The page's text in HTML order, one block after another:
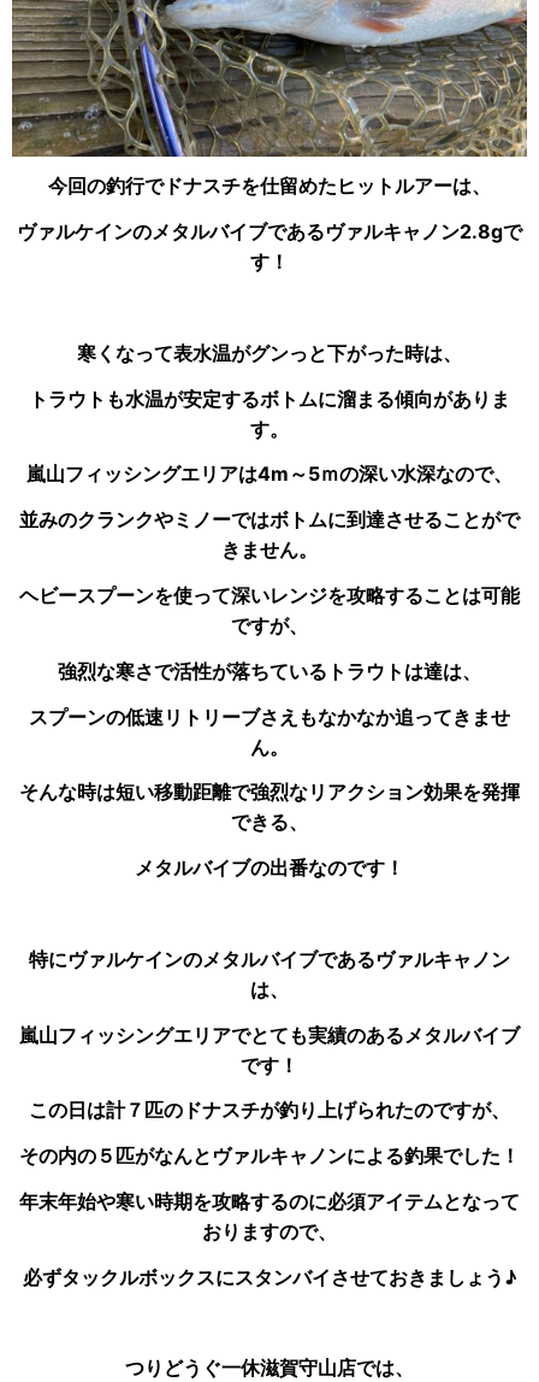
今回の釣行でドナスチを仕留めたヒットルアーは、
ヴァルケインのメタルバイブであるヴァルキャノン2.8gで
す！
寒くなって表水温がグンっと下がった時は、
トラウトも水温が安定するボトムに溜まる傾向がありま
す。
嵐山フィッシングエリアは4m～5ｍの深い水深なので、
並みのクランクやミノーではボトムに到達させることがで
きません。
ヘビースプーンを使って深いレンジを攻略することは可能
ですが、
強烈な寒さで活性が落ちているトラウトは達は、
スプーンの低速リトリーブさえもなかなか追ってきませ
ん。
そんな時は短い移動距離で強烈なリアクション効果を発揮
できる、
メタルバイブの出番なのです！
特にヴァルケインのメタルバイブであるヴァルキャノン
は、
嵐山フィッシングエリアでとても実績のあるメタルバイブ
です！
この日は計７匹のドナスチが釣り上げられたのですが、
その内の５匹がなんとヴァルキャノンによる釣果でした！
年末年始や寒い時期を攻略するのに必須アイテムとなって
おりますので、
必ずタックルボックスにスタンバイさせておきましょう♪
つりどうぐ一休滋賀守山店では、